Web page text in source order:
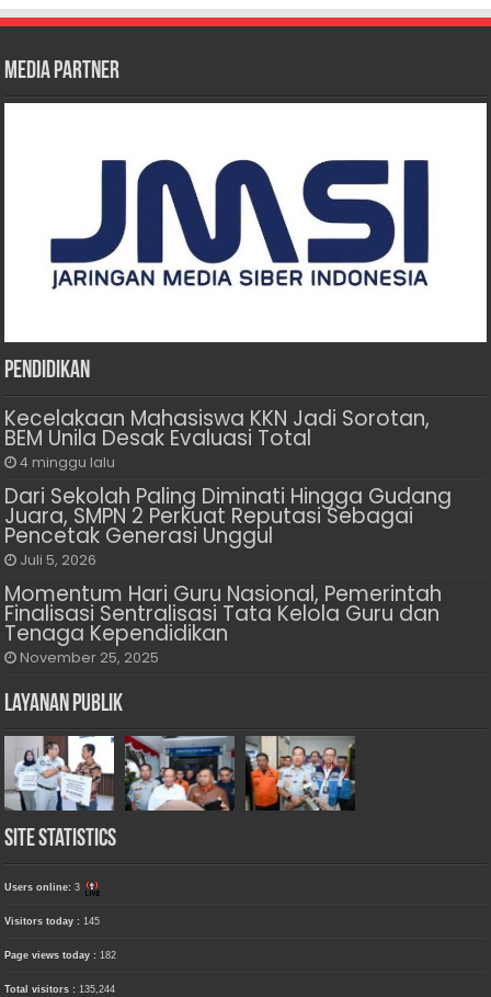
Media Partner
Pendidikan
Kecelakaan Mahasiswa KKN Jadi Sorotan,
BEM Unila Desak Evaluasi Total
4 minggu lalu
Dari Sekolah Paling Diminati Hingga Gudang
Juara, SMPN 2 Perkuat Reputasi Sebagai
Pencetak Generasi Unggul
Juli 5, 2026
Momentum Hari Guru Nasional, Pemerintah
Finalisasi Sentralisasi Tata Kelola Guru dan
Tenaga Kependidikan
November 25, 2025
Layanan Publik
Site Statistics
Users online:3
Visitors today :145
Page views today :182
Total visitors :135,244